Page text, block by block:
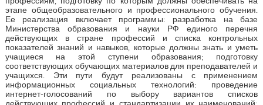
этапе общеобразовательного и профессионального обучения.
Ее реализация включает программы: разработка на базе
Министерства образования и науки РФ единого перечня
действующих в стране профессий и списка контрольных
показателей знаний и навыков, которые должны знать и уметь
учащиеся на этой ступени образования; подготовку
соответствующих обучающих материалов для преподавателей и
учащихся. Эти пути будут реализованы с применением
информационных социальных технологий: проведение
интернет-голосований по выбору вариантов списков
действующих профессий и стандартизации их наименований;